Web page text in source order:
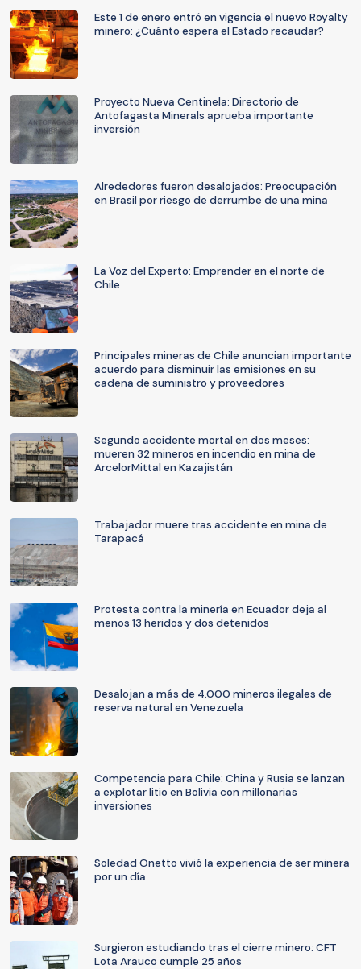
Este 1 de enero entró en vigencia el nuevo Royalty
minero: ¿Cuánto espera el Estado recaudar?
Proyecto Nueva Centinela: Directorio de
Antofagasta Minerals aprueba importante
inversión
Alrededores fueron desalojados: Preocupación
en Brasil por riesgo de derrumbe de una mina
La Voz del Experto: Emprender en el norte de
Chile
Principales mineras de Chile anuncian importante
acuerdo para disminuir las emisiones en su
cadena de suministro y proveedores
Segundo accidente mortal en dos meses:
mueren 32 mineros en incendio en mina de
ArcelorMittal en Kazajistán
Trabajador muere tras accidente en mina de
Tarapacá
Protesta contra la minería en Ecuador deja al
menos 13 heridos y dos detenidos
Desalojan a más de 4.000 mineros ilegales de
reserva natural en Venezuela
Competencia para Chile: China y Rusia se lanzan
a explotar litio en Bolivia con millonarias
inversiones
Soledad Onetto vivió la experiencia de ser minera
por un día
Surgieron estudiando tras el cierre minero: CFT
Lota Arauco cumple 25 años